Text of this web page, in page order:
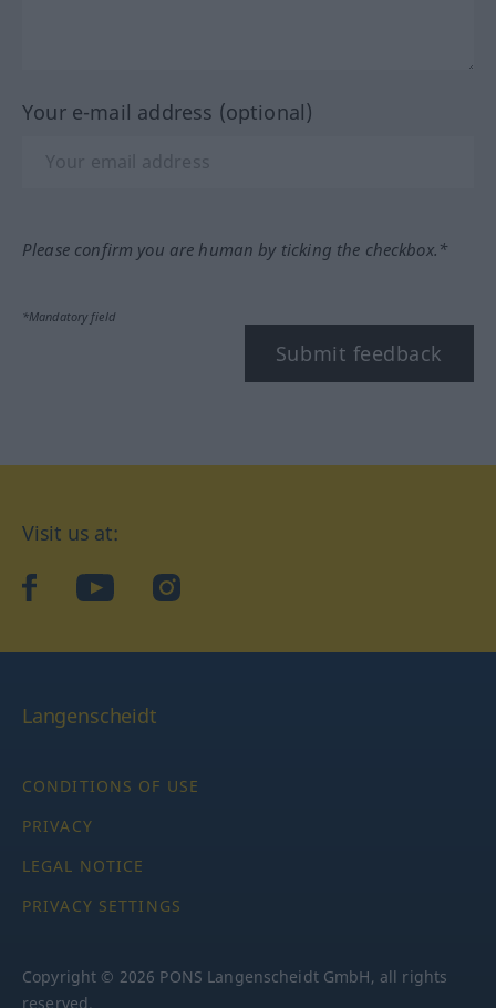
Your e-mail address (optional)
Please confirm you are human by ticking the checkbox.*
*Mandatory field
Submit feedback
Visit us at:
facebookYouTubeInstagram
Langenscheidt
CONDITIONS OF USE
PRIVACY
LEGAL NOTICE
PRIVACY SETTINGS
Copyright © 2026 PONS Langenscheidt GmbH, all rights
reserved.